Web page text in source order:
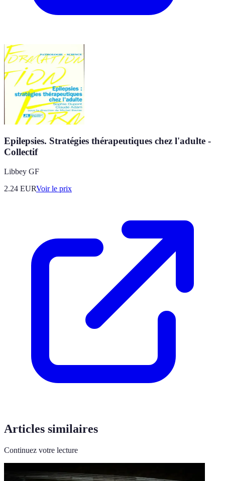
Epilepsies. Stratégies thérapeutiques chez l'adulte -
Collectif
Libbey GF
2.24 EURVoir le prix
Articles similaires
Continuez votre lecture